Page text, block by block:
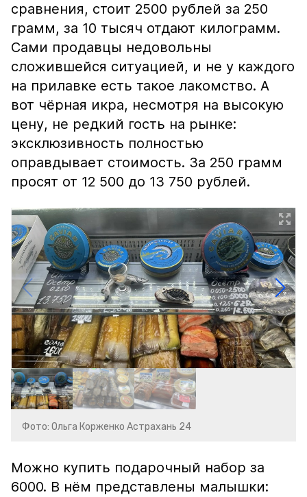
сравнения, стоит 2500 рублей за 250
грамм, за 10 тысяч отдают килограмм.
Сами продавцы недовольны
сложившейся ситуацией, и не у каждого
на прилавке есть такое лакомство. А
вот чёрная икра, несмотря на высокую
цену, не редкий гость на рынке:
эксклюзивность полностью
оправдывает стоимость. За 250 грамм
просят от 12 500 до 13 750 рублей.
Фото: Ольга Корженко Астрахань 24
Можно купить подарочный набор за
6000. В нём представлены малышки: